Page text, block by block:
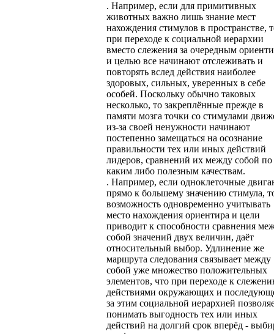
. Например, если для примитивных
животных важно лишь знание мест
нахождения стимулов в пространстве,
при переходе к социальной иерархии
вместо слежения за очередным
и целью все начинают отслеживать и
повторять вслед действия наиболее
здоровых, сильных, уверенных в себе
особей. Поскольку обычно таковых
несколько, то закреплённые прежде в
памяти мозга точки со стимулами
из-за своей ненужности начинают
постепенно замещаться на осознание
правильности тех или иных действий
лидеров, сравнений их между собой по
каким либо полезным качествам.
. Например, если одноклеточные
прямо к большему значению стимула,
возможность одновременно учитывать
место нахождения ориентира и цели
приводит к способности сравнения
собой значений двух величин, даёт
относительный выбор. Удлинение же
маршрута следования связывает между
собой уже множество положительных
элементов, что при переходе к
действиями окружающих и
за этим социальной иерархией
понимать выгодность тех или иных
действий на долгий срок вперёд -